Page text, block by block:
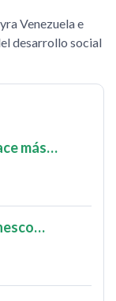
Venezuela e
desarrollo social
más…